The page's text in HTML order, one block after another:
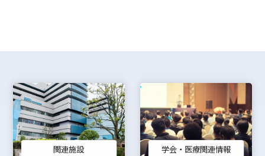
関連施設 学会・医療関連情報